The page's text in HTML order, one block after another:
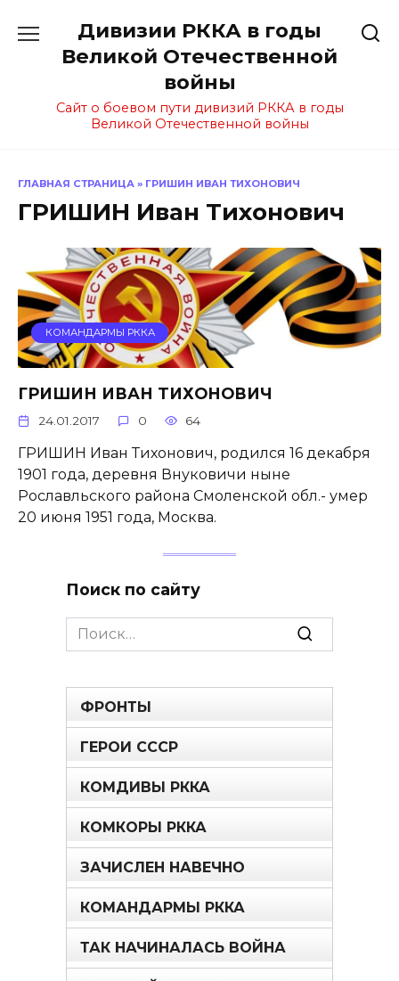
содержанию
Дивизии РККА в годы
Великой Отечественной
войны
Сайт о боевом пути дивизий РККА в годы
Великой Отечественной войны
ГЛАВНАЯ СТРАНИЦА » ГРИШИН ИВАН ТИХОНОВИЧ
ГРИШИН Иван Тихонович
КОМАНДАРМЫ РККА
ГРИШИН ИВАН ТИХОНОВИЧ
24.01.2017 0 64
ГРИШИН Иван Тихонович, родился 16 декабря
1901 года, деревня Внуковичи ныне
Рославльского района Смоленской обл.- умер
20 июня 1951 года, Москва.
Поиск по сайту
Search
for:
ФРОНТЫ
ГЕРОИ СССР
КОМДИВЫ РККА
КОМКОРЫ РККА
ЗАЧИСЛЕН НАВЕЧНО
КОМАНДАРМЫ РККА
ТАК НАЧИНАЛАСЬ ВОЙНА